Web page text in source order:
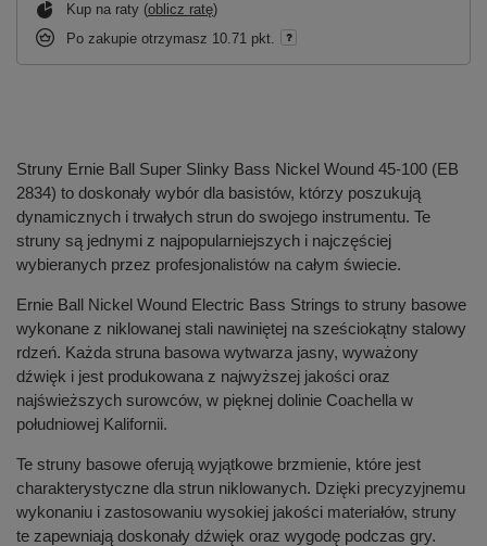
Kup na raty (oblicz ratę)
Po zakupie otrzymasz 10.71 pkt.
Struny Ernie Ball Super Slinky Bass Nickel Wound 45-100 (EB
2834) to doskonały wybór dla basistów, którzy poszukują
dynamicznych i trwałych strun do swojego instrumentu. Te
struny są jednymi z najpopularniejszych i najczęściej
wybieranych przez profesjonalistów na całym świecie.
Ernie Ball Nickel Wound Electric Bass Strings to struny basowe
wykonane z niklowanej stali nawiniętej na sześciokątny stalowy
rdzeń. Każda struna basowa wytwarza jasny, wyważony
dźwięk i jest produkowana z najwyższej jakości oraz
najświeższych surowców, w pięknej dolinie Coachella w
południowej Kalifornii.
Te struny basowe oferują wyjątkowe brzmienie, które jest
charakterystyczne dla strun niklowanych. Dzięki precyzyjnemu
wykonaniu i zastosowaniu wysokiej jakości materiałów, struny
te zapewniają doskonały dźwięk oraz wygodę podczas gry.